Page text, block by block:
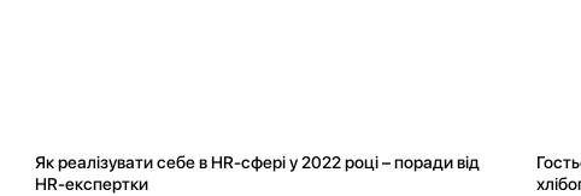
Як реалізувати себе в HR-сфері у 2022 році – поради від
HR-експертки